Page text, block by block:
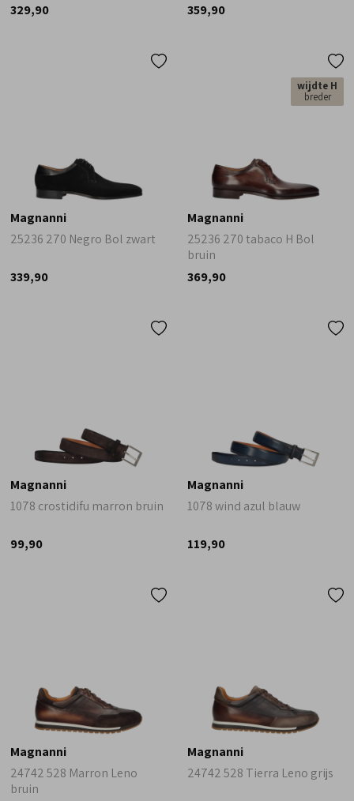
329,90 359,90
Magnanni
25236 270 Negro Bol zwart
339,90
wijdte H
breder
Magnanni
25236 270 tabaco H Bol
bruin
369,90
Magnanni
1078 crostidifu marron bruin
99,90
Magnanni
1078 wind azul blauw
119,90
Magnanni
24742 528 Marron Leno
bruin
Magnanni
24742 528 Tierra Leno grijs